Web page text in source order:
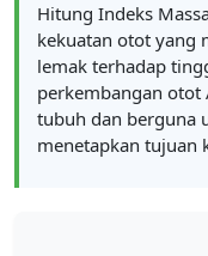
Hitung Indeks
kekuatan otot yang
lemak terhadap
perkembangan otot
tubuh dan berguna
menetapkan tujuan